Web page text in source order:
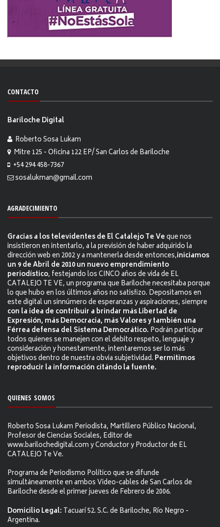
CONTACTO
Bariloche Digital
Roberto Sosa Lukam
Mitre 125 - Oficina 122 EP/ San Carlos de Bariloche
+54 294 458-7367
sosalukman@gmail.com
AGRADECIMIENTO
Gracias a los televidentes de El Catalejo Te Veque nos
insistieron en intentarlo, a la previsión de haber adquirido la
dirección web en 2002 y a mantenerla desde entonces,iniciamos
un 9 de Abril de 2010 un nuevo emprendimiento
periodístico, festejando los CINCO años de vida de EL
CATALEJO TE VE, un programa que Bariloche necesitaba porque
lo que hubo en los últimos años no satisfizo. Depositamos en
este digital un sinnúmero de esperanzas y aspiraciones, siempre
con la idea de contribuir a brindar más Libertad de
Expresión, más Democracia, más Valores y también una
Férrea defensa del Sistema Democrático. Podrán participar
todos quienes se manejen con el debito respeto, lenguaje y
consideración y honestamente, intentaremos ser lo más
objetivos dentro de nuestra obvia subjetividad. Permitimos
reproducir la información citándo la fuente.
QUIENES SOMOS
Roberto Sosa Lukam Periodista, Martillero Público Nacional,
Profesor de Ciencias Sociales, Editor de
www.barilochedigital.com y Conductor y Productor de EL
CATALEJO Te Ve.
Programa de Periodismo Político que se difunde
simultáneamente en ambos Video-cables de San Carlos de
Bariloche desde el primer jueves de Febrero de 2006.
Domicilio Legal: Tacuarí 52. S.C. de Bariloche, Río Negro -
Argentina.